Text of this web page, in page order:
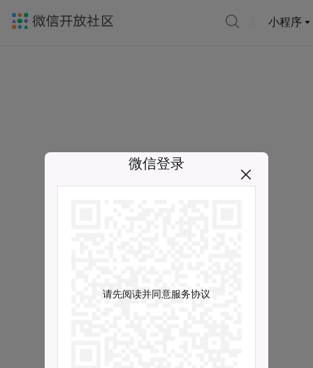
小程序
微信登录
请先阅读并同意服务协议